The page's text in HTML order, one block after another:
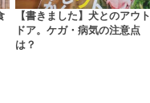
【書きました】犬とのアウト
ドア。ケガ・病気の注意点
は？